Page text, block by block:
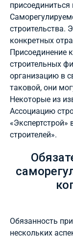
строительства.
конкретных
Присоединение
строительных
организацию в
таковой, они
Некоторые из
Ассоциацию
строителей».
Обязанность
нескольких